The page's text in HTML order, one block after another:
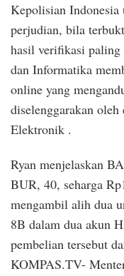
Kepolisian Indonesia
perjudian, bila
hasil verifikasi
dan Informatika
online yang
diselenggarakan oleh
Elektronik .
Ryan menjelaskan
BUR, 40, seharga
mengambil alih dua
8B dalam dua akun
pembelian tersebut
KOMPAS.TV-